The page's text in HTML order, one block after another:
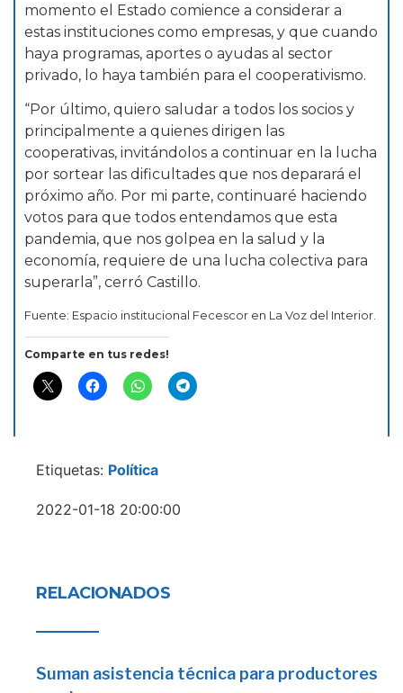
momento el Estado comience a considerar a
estas instituciones como empresas, y que cuando
haya programas, aportes o ayudas al sector
privado, lo haya también para el cooperativismo.
“Por último, quiero saludar a todos los socios y
principalmente a quienes dirigen las
cooperativas, invitándolos a continuar en la lucha
por sortear las dificultades que nos deparará el
próximo año. Por mi parte, continuaré haciendo
votos para que todos entendamos que esta
pandemia, que nos golpea en la salud y la
economía, requiere de una lucha colectiva para
superarla”, cerró Castillo.
Fuente: Espacio institucional Fecescor en La Voz del Interior.
Comparte en tus redes!
Etiquetas: Política
2022-01-18 20:00:00
RELACIONADOS
Suman asistencia técnica para productores